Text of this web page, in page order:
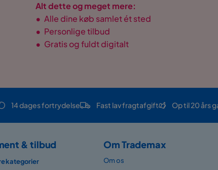
Alt dette og meget mere:
• Alle dine køb samlet ét sted
• Personlige tilbud
• Gratis og fuldt digitalt
14 dages fortrydelse Fast lav fragtafgift Op til 20 års
& tilbud
kategorier
Om Trademax
Om os